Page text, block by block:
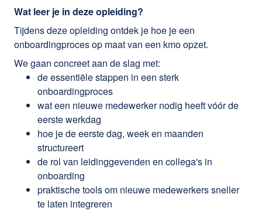
Wat leer je in deze opleiding?
Tijdens deze opleiding ontdek je hoe je een
onboardingproces op maat van een kmo opzet.
We gaan concreet aan de slag met:
de essentiële stappen in een sterk
onboardingproces
wat een nieuwe medewerker nodig heeft vóór de
eerste werkdag
hoe je de eerste dag, week en maanden
structureert
de rol van leidinggevenden en collega's in
onboarding
praktische tools om nieuwe medewerkers sneller
te laten integreren